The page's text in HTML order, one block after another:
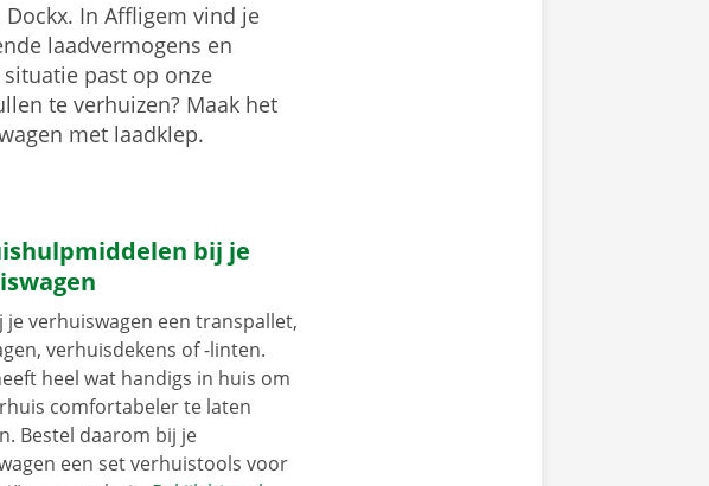
In Affligem vind je
laadvermogens en
past op onze
te verhuizen? Maak het
met laadklep.
bij je
je verhuiswagen een transpallet,
verhuisdekens of -linten.
heel wat handigs in huis om
comfortabeler te laten
Bestel daarom bij je
een set verhuistools voor